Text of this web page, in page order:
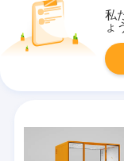
私
ょ